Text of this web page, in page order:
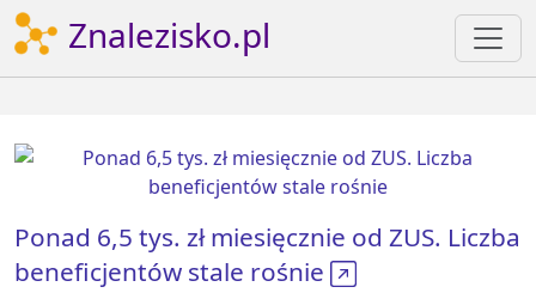
Znalezisko.pl
Ponad 6,5 tys. zł miesięcznie od ZUS. Liczba
beneficjentów stale rośnie